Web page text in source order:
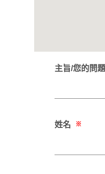
主旨/您的問題
姓名 ※